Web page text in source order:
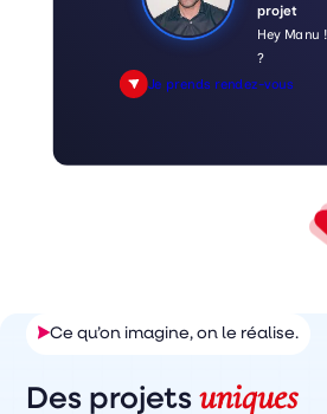
projet
Hey Manu
?
Je prends rendez-vous
Ce qu’on imagine, on le réalise.
Des projetsuniques